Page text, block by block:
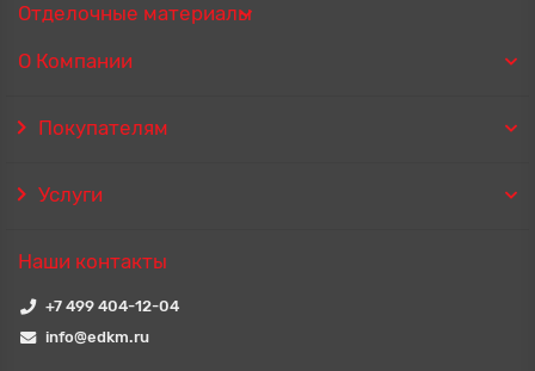
Отделочные материалы
О Компании
Покупателям
Услуги
Наши контакты
+7 499 404-12-04
info@edkm.ru